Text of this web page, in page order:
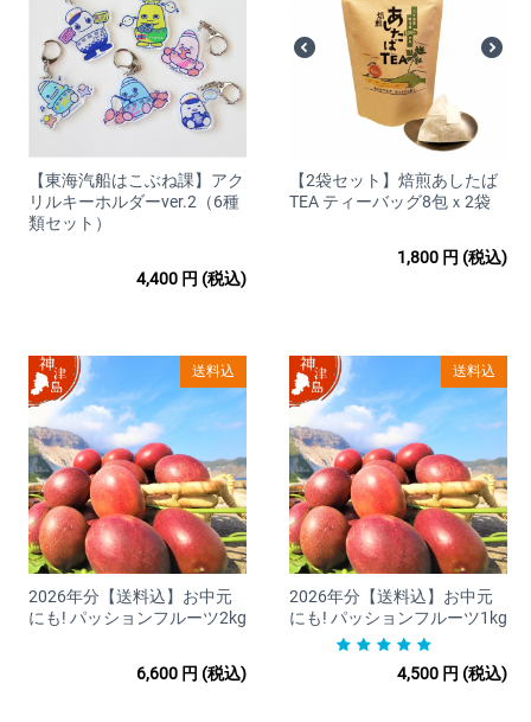
◆商品代金以外の必要料金
送料は商品代金に含まれます
が北海道・九州・沖縄は別途500円
かかります。
https://www.post.japanpost.jp/...
◆お引渡し時期について
ひとつひとつ手作りになります。
ご購入手続き完了後、通常5日～20日営業日以内での出荷となり
あらかじめご相談下さい。
但し、お届先によりましては期日内の配送が難しい場合がござ
います。
また、交通状況・天候などにより期日遅延となる場合がござい
ますので、予めご了承ください。
◆海外へのお届けについて海外発送は行っておりません
◆返品、交換、保証について
当店では商品に欠陥がある場合を除
き、返品・返金は行っておりませ
【東海汽船はこぶね課】アク
リルキーホルダーver.2（6種
類セット）
4,400 円 (税込)
【2袋セット】焙煎あしたば
TEA ティーバッグ8包ｘ2袋
1,800 円 (税込)
送料込
2026年分【送料込】お中元
にも! パッションフルーツ2kg
6,600 円 (税込)
送料込
2026年分【送料込】お中元
にも! パッションフルーツ1kg
4,500 円 (税込)